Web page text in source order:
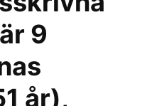
9
år),